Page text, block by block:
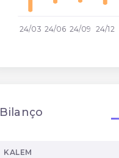
24/03 24/06 24/09 24/12
Bilanço
KALEM